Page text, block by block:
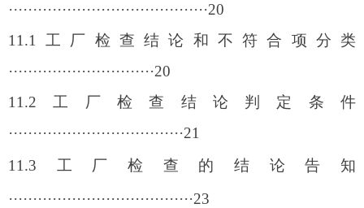
·········································20
11.1
工厂检查结论和不符合项分类
······························20
11.2 工厂检查结论判定条件
····································21
11.3 工厂检查的结论告知
······································23